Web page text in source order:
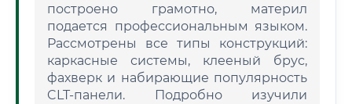
построено грамотно, материл
подается профессиональным языком.
Рассмотрены все типы конструкций:
каркасные системы, клееный брус,
фахверк и набирающие популярность
CLT-панели. Подробно изучили